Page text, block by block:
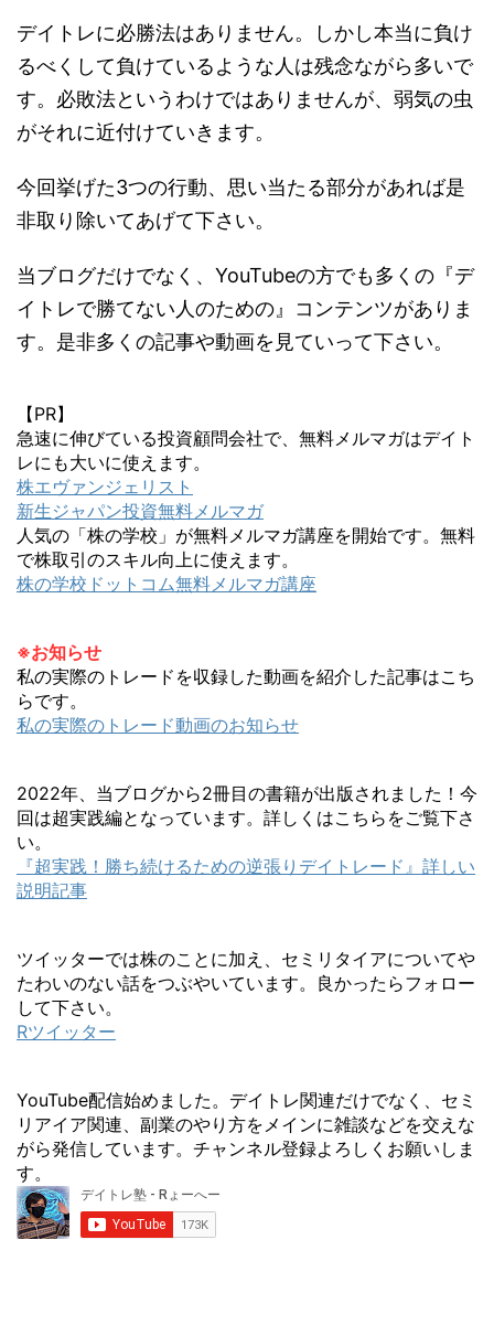
デイトレに必勝法はありません。しかし本当に負け
るべくして負けているような人は残念ながら多いで
す。必敗法というわけではありませんが、弱気の虫
がそれに近付けていきます。
今回挙げた3つの行動、思い当たる部分があれば是
非取り除いてあげて下さい。
当ブログだけでなく、YouTubeの方でも多くの『デ
イトレで勝てない人のための』コンテンツがありま
す。是非多くの記事や動画を見ていって下さい。
【PR】
急速に伸びている投資顧問会社で、無料メルマガはデイト
レにも大いに使えます。
株エヴァンジェリスト
新生ジャパン投資無料メルマガ
人気の「株の学校」が無料メルマガ講座を開始です。無料
で株取引のスキル向上に使えます。
株の学校ドットコム無料メルマガ講座
※お知らせ
私の実際のトレードを収録した動画を紹介した記事はこち
らです。
私の実際のトレード動画のお知らせ
2022年、当ブログから2冊目の書籍が出版されました！今
回は超実践編となっています。詳しくはこちらをご覧下さ
い。
『超実践！勝ち続けるための逆張りデイトレード』詳しい
説明記事
ツイッターでは株のことに加え、セミリタイアについてや
たわいのない話をつぶやいています。良かったらフォロー
して下さい。
Rツイッター
YouTube配信始めました。デイトレ関連だけでなく、セミ
リアイア関連、副業のやり方をメインに雑談などを交えな
がら発信しています。チャンネル登録よろしくお願いしま
す。